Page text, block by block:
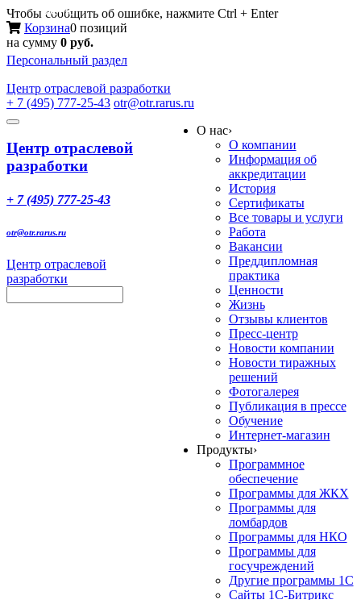
Чтобы сообщить об ошибке, нажмите Ctrl + Enter
Корзина0 позиций
на сумму 0 руб.
Персональный раздел
Центр отраслевой разработки
+ 7 (495) 777-25-43 otr@otr.rarus.ru
Toggle
Меню
Центр отраслевой
разработки
+ 7 (495) 777-25-43
otr@otr.rarus.ru
Центр отраслевой
разработки
О нас›
О компании
Информация об
аккредитации
История
Сертификаты
Все товары и услуги
Работа
Вакансии
Преддипломная
практика
Ценности
Жизнь
Отзывы клиентов
Пресс-центр
Новости компании
Новости тиражных
решений
Фотогалерея
Публикация в прессе
Обучение
Интернет-магазин
Продукты›
Программное
обеспечение
Программы для ЖКХ
Программы для
ломбардов
Программы для НКО
Программы для
госучреждений
Другие программы 1С
Сайты 1С-Битрикс